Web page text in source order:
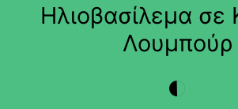
Ηλιοβασίλεμα σε
Λουμπούρ
◐